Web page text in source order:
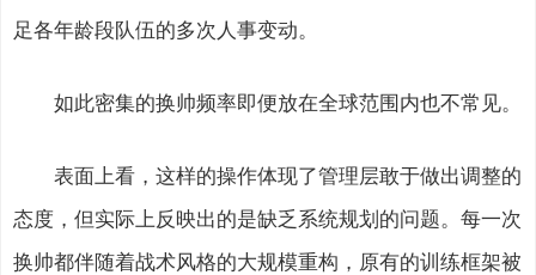
足各年龄段队伍的多次人事变动。
如此密集的换帅频率即便放在全球范围内也不常见。
表面上看，这样的操作体现了管理层敢于做出调整的
态度，但实际上反映出的是缺乏系统规划的问题。每一次
换帅都伴随着战术风格的大规模重构，原有的训练框架被